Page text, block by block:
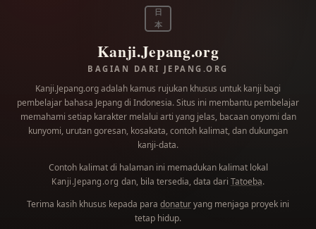
日
本
Kanji.Jepang.org
BAGIAN DARI JEPANG.ORG
Kanji.Jepang.org adalah kamus rujukan khusus untuk kanji bagi
pembelajar bahasa Jepang di Indonesia. Situs ini membantu pembelajar
memahami setiap karakter melalui arti yang jelas, bacaan onyomi dan
kunyomi, urutan goresan, kosakata, contoh kalimat, dan dukungan
kanji-data.
Contoh kalimat di halaman ini memadukan kalimat lokal
Kanji.Jepang.org dan, bila tersedia, data dari Tatoeba.
Terima kasih khusus kepada para donaturyang menjaga proyek ini
tetap hidup.